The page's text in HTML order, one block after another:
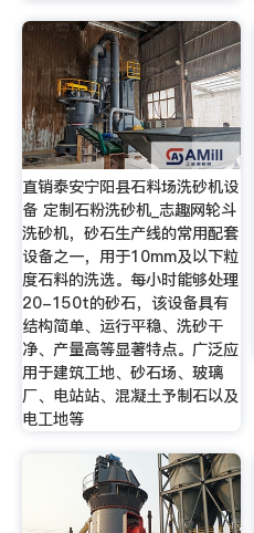
直销泰安宁阳县石料场洗砂机设
备 定制石粉洗砂机_志趣网轮斗
洗砂机，砂石生产线的常用配套
设备之一，用于10mm及以下粒
度石料的洗选。每小时能够处理
20-150t的砂石，该设备具有
结构简单、运行平稳、洗砂干
净、产量高等显著特点。广泛应
用于建筑工地、砂石场、玻璃
厂、电站站、混凝土予制石以及
电工地等